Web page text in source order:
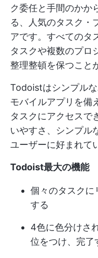
ク委任と手間のかか
る、人気のタスク・
アです。すべてのタ
タスクや複数のプロ
整理整頓を保つこと
Todoistはシンプル
モバイルアプリを備
タスクにアクセスで
いやすさ、シンプル
ユーザーに好まれて
Todoist最大の機能
個々のタスクに
する
4色に色分けさ
位をつけ、完了